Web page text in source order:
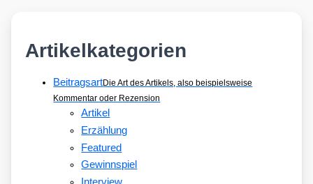
Artikelkategorien
BeitragsartDie Art des Artikels, also beispielsweise
Kommentar oder Rezension
Artikel
Erzählung
Featured
Gewinnspiel